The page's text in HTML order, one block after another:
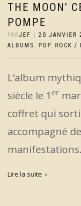
THE MOON’
POMPE
PARJEF 20 JANVIER
ALBUMS , POP, ROCK /
L’album
siècle le 1 er
coffret qui
accompagné
Lire la suite